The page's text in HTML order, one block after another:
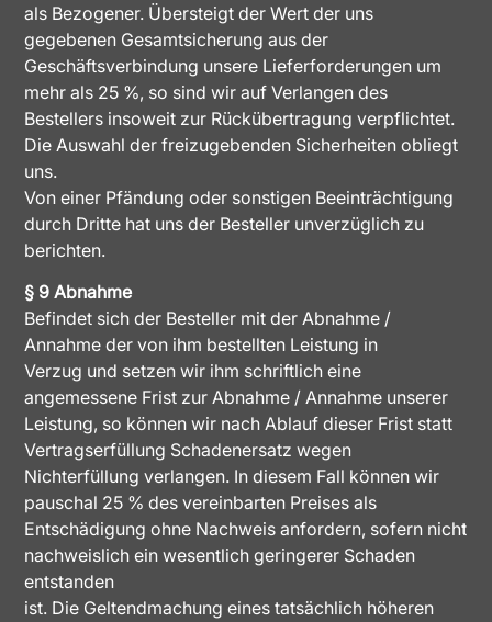
als Bezogener. Übersteigt der Wert der uns
gegebenen Gesamtsicherung aus der
Geschäftsverbindung unsere Lieferforderungen um
mehr als 25 %, so sind wir auf Verlangen des
Bestellers insoweit zur Rückübertragung verpflichtet.
Die Auswahl der freizugebenden Sicherheiten obliegt
uns.
Von einer Pfändung oder sonstigen Beeinträchtigung
durch Dritte hat uns der Besteller unverzüglich zu
berichten.
§ 9 Abnahme
Befindet sich der Besteller mit der Abnahme /
Annahme der von ihm bestellten Leistung in
Verzug und setzen wir ihm schriftlich eine
angemessene Frist zur Abnahme / Annahme unserer
Leistung, so können wir nach Ablauf dieser Frist statt
Vertragserfüllung Schadenersatz wegen
Nichterfüllung verlangen. In diesem Fall können wir
pauschal 25 % des vereinbarten Preises als
Entschädigung ohne Nachweis anfordern, sofern nicht
nachweislich ein wesentlich geringerer Schaden
entstanden
ist. Die Geltendmachung eines tatsächlich höheren